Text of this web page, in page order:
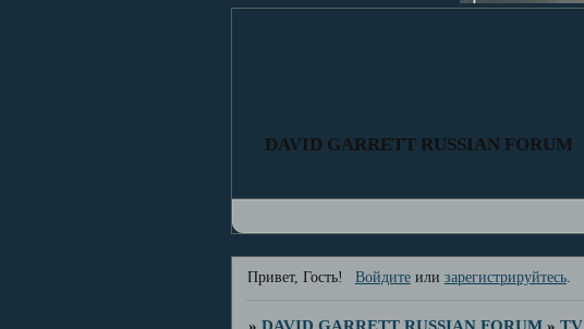
DAVID GARRETT RUSSIAN FORUM
Привет, Гость! Войдитеили зарегистрируйтесь.